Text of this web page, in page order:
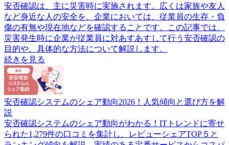
安否確認は、主に災害時に実施されます。広くは家族や友人
など身近な人の安全を、企業においては、従業員の生存・負
傷の有無や現在地などを確認することです。この記事では、
災害発生時に企業が従業員に対あすあすして行う安否確認の
目的や、具体的な方法について解説します。
続きを見る
安否確認システムのシェア動向2026！人気傾向と選び方を解
説
安否確認システムのシェア動向がわかる！ITトレンドに寄せ
られた1,279件の口コミを集計し、レビューシェアTOP５と